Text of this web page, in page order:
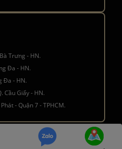
Trưng - HN.
Đa - HN.
Đa - HN.
Cầu Giấy - HN.
- Quận 7 - TPHCM.
. All rights reserved